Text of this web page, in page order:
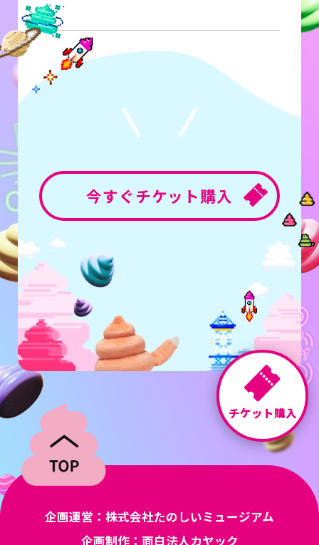
今すぐチケット購入
チケット購入
企画運営：株式会社たのしいミュージアム
企画制作：面白法人カヤック